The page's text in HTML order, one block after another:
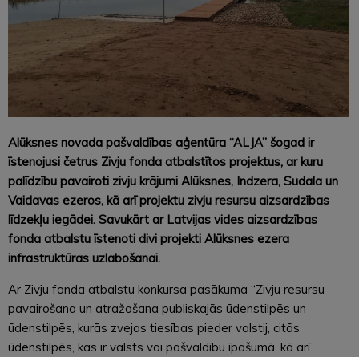
Alūksnes novada pašvaldības aģentūra “ALJA” šogad ir
īstenojusi četrus Zivju fonda atbalstītos projektus, ar kuru
palīdzību pavairoti zivju krājumi Alūksnes, Indzera, Sudala un
Vaidavas ezeros, kā arī projektu zivju resursu aizsardzības
līdzekļu iegādei. Savukārt ar Latvijas vides aizsardzības
fonda atbalstu īstenoti divi projekti Alūksnes ezera
infrastruktūras uzlabošanai.
Ar Zivju fonda atbalstu konkursa pasākuma “Zivju resursu
pavairošana un atražošana publiskajās ūdenstilpēs un
ūdenstilpēs, kurās zvejas tiesības pieder valstij, citās
ūdenstilpēs, kas ir valsts vai pašvaldību īpašumā, kā arī